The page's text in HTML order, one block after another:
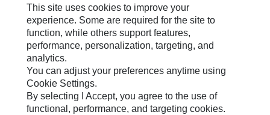
Le Mie Preferenze Di Marketing
Mappa Del Sito
Cookie Settings
Informazioni Legali
Tutela Della Privacy
This site uses cookies to improve your
experience. Some are required for the site to
function, while others support features,
performance, personalization, targeting, and
analytics.
You can adjust your preferences anytime using
Cookie Settings.
By selecting I Accept, you agree to the use of
functional, performance, and targeting cookies.